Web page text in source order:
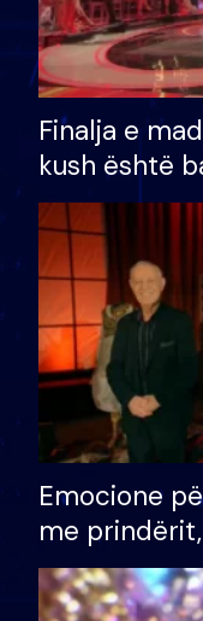
Finalja e
kush është
shtëpinë
të fituar
Emocione
me
divorci apo